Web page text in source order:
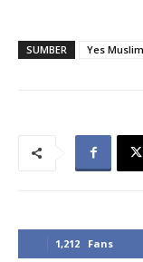
SUMBER Yes Muslim
1,212 Fans